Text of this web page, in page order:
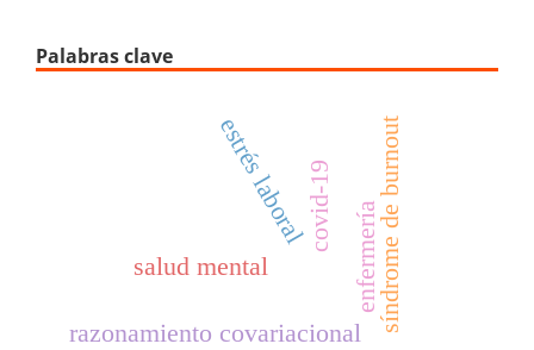
Palabras clave
enfermería
covid-19 síndrome de burnout
salud mental
estrés laboral
razonamiento covariacional